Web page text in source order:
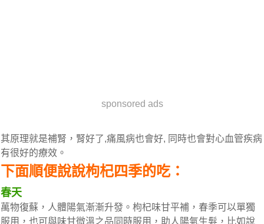
sponsored ads
其原理就是補腎，腎好了,痛風病也會好, 同時也會對心血管疾病
有很好的療效。
下面順便說說枸杞四季的吃：
春天
萬物復蘇，人體陽氣漸漸升發。枸杞味甘平補，春季可以單獨
服用，也可與味甘微溫之品同時服用，助人陽氣生髮，比如說